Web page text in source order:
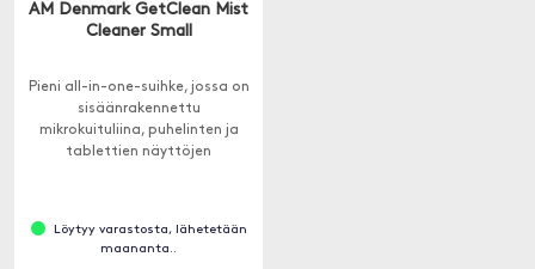
AM Denmark GetClean Mist
Cleaner Small
Pieni all-in-one-suihke, jossa on
sisäänrakennettu
mikrokuituliina, puhelinten ja
tablettien näyttöjen
Löytyy varastosta, lähetetään
maananta..